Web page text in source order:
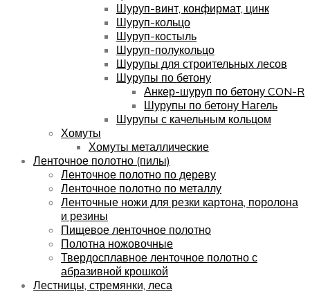
Шуруп-винт, конфирмат, цинк
Шуруп-кольцо
Шуруп-костыль
Шуруп-полукольцо
Шурупы для строительных лесов
Шурупы по бетону
Анкер-шуруп по бетону CON-R
Шурупы по бетону Нагель
Шурупы с качельным кольцом
Хомуты
Хомуты металлические
Ленточное полотно (пилы)
Ленточное полотно по дереву
Ленточное полотно по металлу
Ленточные ножи для резки картона, поролона
и резины
Пищевое ленточное полотно
Полотна ножовочные
Твердосплавное ленточное полотно с
абразивной крошкой
Лестницы, стремянки, леса